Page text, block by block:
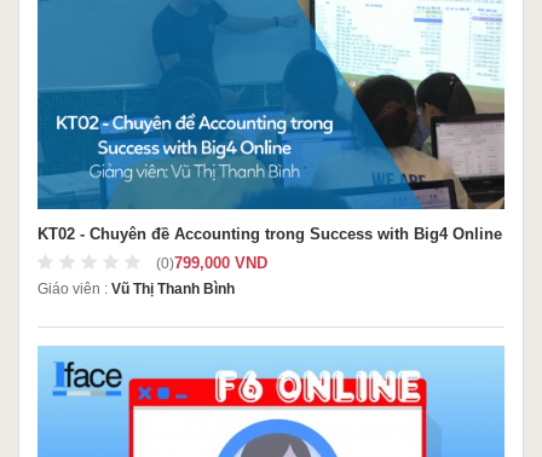
KT02 - Chuyên đề Accounting trong Success with Big4 Online
(0)799,000 VND
Giáo viên : Vũ Thị Thanh Bình